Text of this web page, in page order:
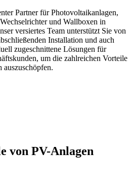
Partner für Photovoltaikanlagen,
und Wallboxen in
versiertes Team unterstützt Sie von
Installation und auch
zugeschnittene Lösungen für
um die zahlreichen Vorteile
auszuschöpfen.
von PV-Anlagen